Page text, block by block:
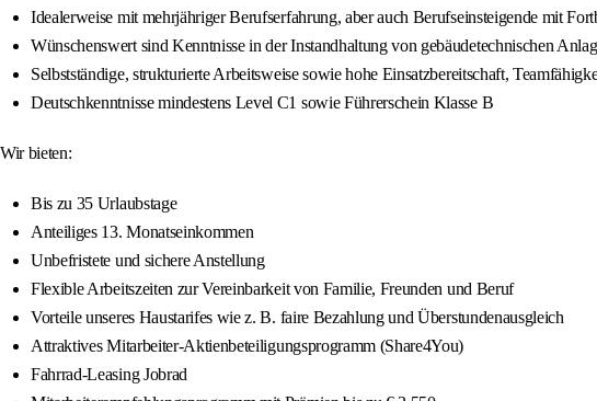
Idealerweise mit mehrjähriger Berufserfahrung, aber auch Berufseinsteigende mit
Wünschenswert sind Kenntnisse in der Instandhaltung von gebäudetechnischen
Selbstständige, strukturierte Arbeitsweise sowie hohe Einsatzbereitschaft,
Deutschkenntnisse mindestens Level C1 sowie Führerschein Klasse B
Wir bieten:
Bis zu 35 Urlaubstage
Anteiliges 13. Monatseinkommen
Unbefristete und sichere Anstellung
Flexible Arbeitszeiten zur Vereinbarkeit von Familie, Freunden und Beruf
Vorteile unseres Haustarifes wie z. B. faire Bezahlung und Überstundenausgleich
Attraktives Mitarbeiter-Aktienbeteiligungsprogramm (Share4You)
Fahrrad-Leasing Jobrad